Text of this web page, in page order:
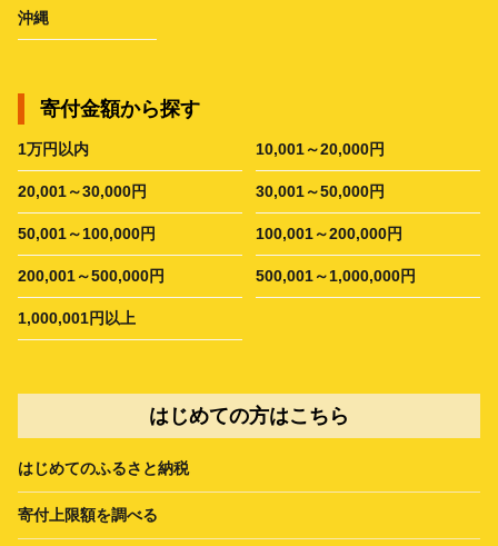
沖縄
寄付金額から探す
1万円以内 10,001～20,000円
20,001～30,000円 30,001～50,000円
50,001～100,000円 100,001～200,000円
200,001～500,000円 500,001～1,000,000円
1,000,001円以上
はじめての方はこちら
はじめてのふるさと納税
寄付上限額を調べる